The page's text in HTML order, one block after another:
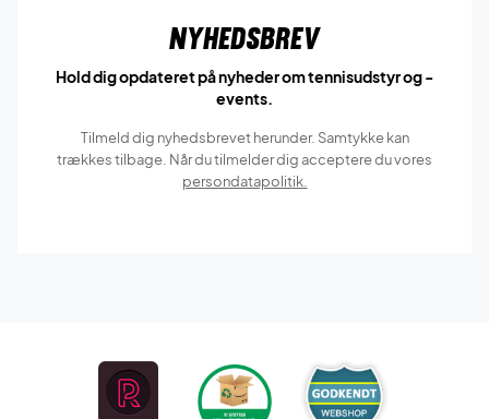
Nyhedsbrev
Hold dig opdateret på nyheder om tennisudstyr og -
events.
Tilmeld dig nyhedsbrevet herunder. Samtykke kan
trækkes tilbage. Når du tilmelder dig acceptere du vores
persondatapolitik.